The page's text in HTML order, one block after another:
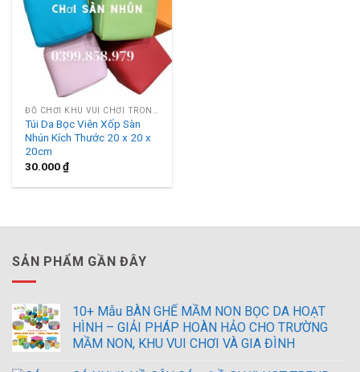
Túi Da Bọc Viên Xốp Sàn
Nhún Kích Thước 20 x 20 x
20cm
30.000₫
SẢN PHẨM GẦN ĐÂY
10+ Mẫu BÀN GHẾ MẦM NON BỌC DA HOẠT
HÌNH – GIẢI PHÁP HOÀN HẢO CHO TRƯỜNG
MẦM NON, KHU VUI CHƠI VÀ GIA ĐÌNH